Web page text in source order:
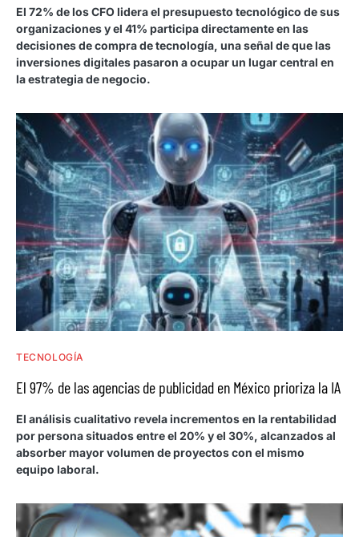
El 72% de los CFO lidera el presupuesto tecnológico de sus
organizaciones y el 41% participa directamente en las
decisiones de compra de tecnología, una señal de que las
inversiones digitales pasaron a ocupar un lugar central en
la estrategia de negocio.
TECNOLOGÍA
El 97% de las agencias de publicidad en México prioriza la IA
El análisis cualitativo revela incrementos en la rentabilidad
por persona situados entre el 20% y el 30%, alcanzados al
absorber mayor volumen de proyectos con el mismo
equipo laboral.